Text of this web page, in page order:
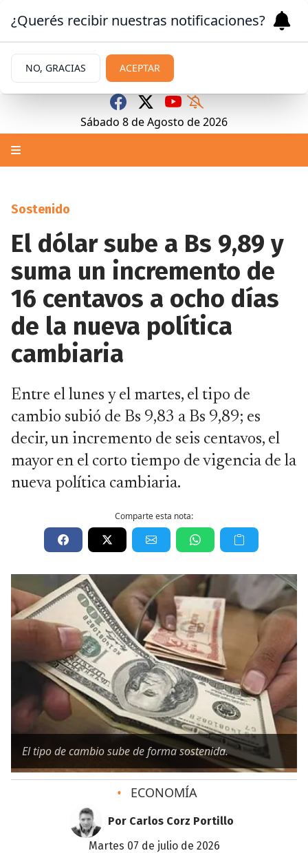
Sábado 8deAgosto de 2026
Sostenido
El dólar sube a Bs 9,89 y
suma un incremento de
16 centavos a ocho días
de la nueva política
cambiaria
Entre el lunes y el martes, el tipo de
cambio subió de Bs 9,83 a Bs 9,89; es
decir, un incremento de seis centavos, el
mayor en el corto tiempo de vigencia de la
nueva política cambiaria.
Comparte esta nota:
El tipo de cambio sube de forma sostenida.
• ECONOMÍA
Por Carlos Corz Portillo
martes 07 de julio de 2026
¿Querés recibir nuestras notificaciones?
NO, GRACIAS ACEPTAR